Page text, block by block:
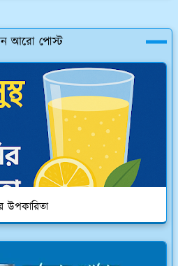
আরো পোস্ট
উপকারিতা